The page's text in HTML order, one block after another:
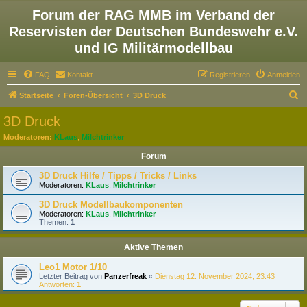
Forum der RAG MMB im Verband der
Reservisten der Deutschen Bundeswehr e.V.
und IG Militärmodellbau
FAQ Kontakt Anmelden
Registrieren
Startseite Foren-Übersicht 3D Druck
3D Druck
Moderatoren: KLaus Milchtrinker
Forum
3D Druck Hilfe / Tipps / Tricks / Links
Moderatoren: KLaus Milchtrinker
3D Druck Modellbaukomponenten
Moderatoren: KLaus Milchtrinker
Themen: 1
Aktive Themen
Leo1 Motor 1/10
Letzter Beitrag von Panzerfreak « Dienstag 12. November 2024, 23:43
Antworten: 1